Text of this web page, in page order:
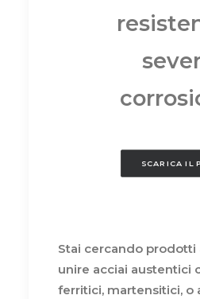
SCARICA IL
Stai cercando
unire acciai austentici
ferritici, martensitici, o